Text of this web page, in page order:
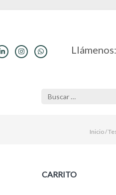
Inicio/
CARRITO